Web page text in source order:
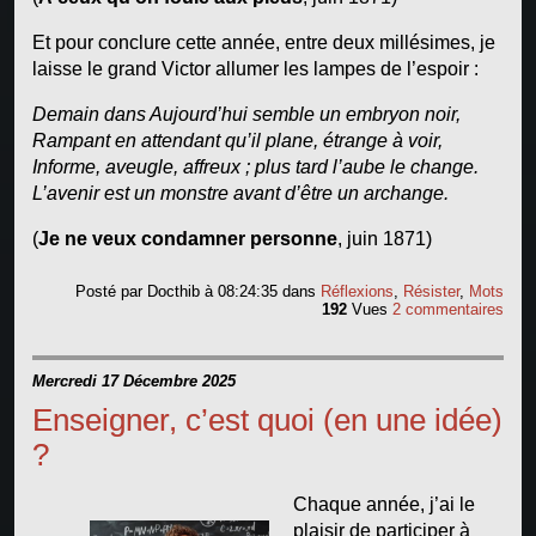
Et pour conclure cette année, entre deux millésimes, je
laisse le grand Victor allumer les lampes de l’espoir :
Demain dans Aujourd’hui semble un embryon noir,
Rampant en attendant qu’il plane, étrange à voir,
Informe, aveugle, affreux ; plus tard l’aube le change.
L’avenir est un monstre avant d’être un archange.
(Je ne veux condamner personne, juin 1871)
Posté par Docthib à 08:24:35dans Réflexions, Résister, Mots
192 Vues2 commentaires
Mercredi 17 Décembre 2025
Enseigner, c’est quoi (en une idée)
?
Chaque année, j’ai le
plaisir de participer à